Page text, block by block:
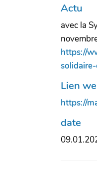
Actu
avec la
https://
Lien
https://
date